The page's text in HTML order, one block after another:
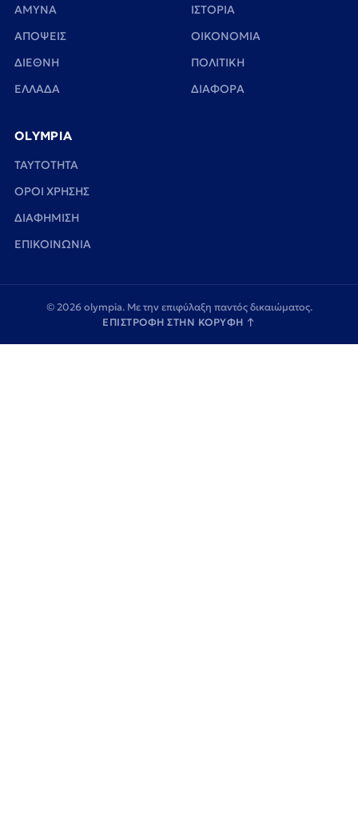
ΑΜΥΝΑ
ΑΠΟΨΕΙΣ
ΔΙΕΘΝΗ
ΕΛΛΑΔΑ
ΙΣΤΟΡΙΑ
ΟΙΚΟΝΟΜΙΑ
ΠΟΛΙΤΙΚΗ
ΔΙΑΦΟΡΑ
OLYMPIA
TAYTOTHTA
ΟΡΟΙ ΧΡΗΣΗΣ
ΔΙΑΦΗΜΙΣΗ
ΕΠΙΚΟΙΝΩΝΙΑ
© 2026 olympia. Με την επιφύλαξη παντός δικαιώματος.
ΕΠΙΣΤΡΟΦΗ ΣΤΗΝ ΚΟΡΥΦΗ ↑